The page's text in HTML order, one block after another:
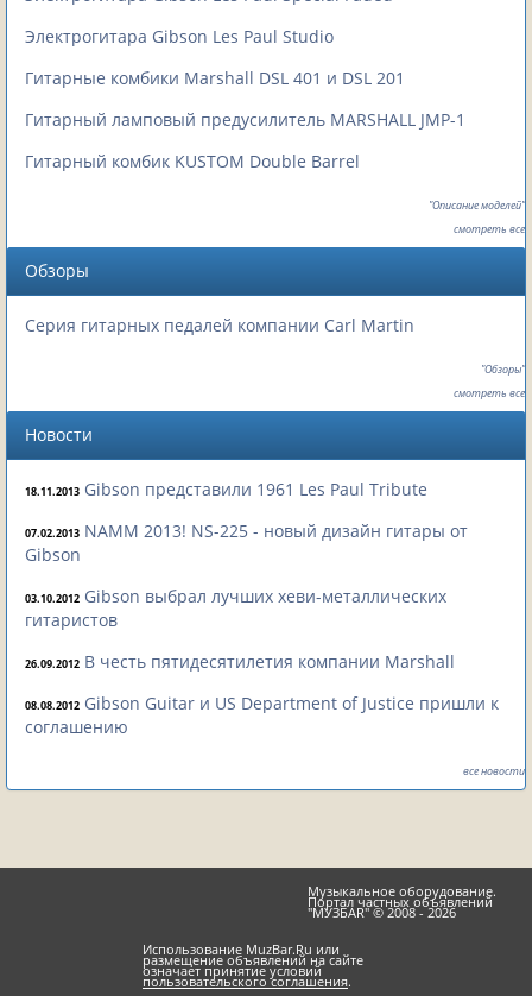
Электрогитара Gibson Les Paul Studio
Гитарные комбики Marshall DSL 401 и DSL 201
Гитарный ламповый предусилитель MARSHALL JMP-1
Гитарный комбик KUSTOM Double Barrel
"Описание моделей"
смотреть все
Обзоры
Серия гитарных педалей компании Carl Martin
"Обзоры"
смотреть все
Новости
18.11.2013 Gibson представили 1961 Les Paul Tribute
07.02.2013 NAMM 2013! NS-225 - новый дизайн гитары от
Gibson
03.10.2012 Gibson выбрал лучших хеви-металлических
гитаристов
26.09.2012 В честь пятидесятилетия компании Marshall
08.08.2012 Gibson Guitar и US Department of Justice пришли к
соглашению
все новости
Музыкальное оборудование.
Портал частных объявлений
"МУЗБАR" © 2008 - 2026
Использование MuzBar.Ru или
размещение объявлений на сайте
означает принятие условий
пользовательского соглашения.